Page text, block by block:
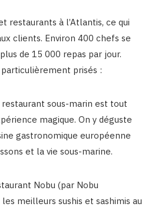
restaurants à l’Atlantis, ce qui
clients. Environ 400 chefs se
de 15 000 repas par jour.
prisés :
sous-marin est tout
magique. On y déguste
gastronomique européenne
et la vie sous-marine.
Nobu (par Nobu
meilleurs sushis et sashimis au